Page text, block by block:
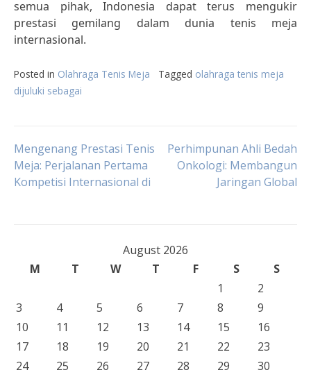
semua pihak, Indonesia dapat terus mengukir
prestasi gemilang dalam dunia tenis meja
internasional.
Posted in Olahraga Tenis Meja Tagged olahraga tenis meja
dijuluki sebagai
Post
navigation
Mengenang Prestasi Tenis
Meja: Perjalanan Pertama
Kompetisi Internasional di
Perhimpunan Ahli Bedah
Onkologi: Membangun
Jaringan Global
August 2026
M
T W T F S
S
1
2
3
4 5 6 7 8
9
10
11 12 13 14 15
16
17
18 19 20 21 22
23
24
25 26 27 28 29
30